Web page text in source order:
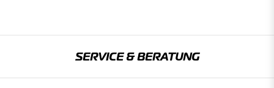
SERVICE & BERATUNG